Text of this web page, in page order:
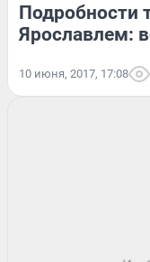
Подробности
Ярославлем:
10 июня, 2017, 17:08